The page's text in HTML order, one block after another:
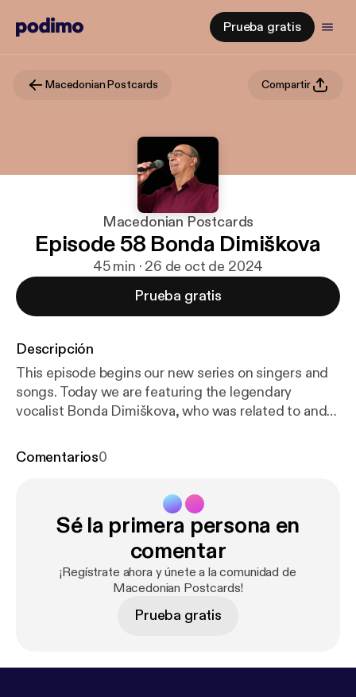
Prueba gratis
Macedonian Postcards Compartir
Macedonian Postcards
Episode 58 Bonda Dimiškova
45 min · 26 de oct de 2024
Prueba gratis
Descripción
This episode begins our new series on singers and
songs. Today we are featuring the legendary
vocalist Bonda Dimiškova, who was related to and
about how he came into contact with her family,
bilingual transcript of this episode can be
downloaded athttps://izvormusic.com/podcasts/m
acedonian-postcards/episodes/transcripts/Episode
-58-Bonda-Dimiskova-transcript-bilingual.pdf
Comentarios0
Sé la primera persona en
comentar
¡Regístrate ahora y únete a la comunidad de
Macedonian Postcards!
Prueba gratis